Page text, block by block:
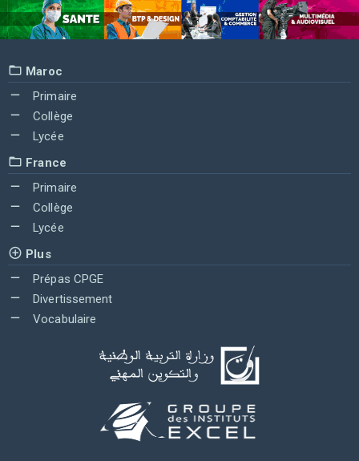
Maroc
Primaire
Collège
Lycée
France
Primaire
Collège
Lycée
Plus
Prépas CPGE
Divertissement
Vocabulaire